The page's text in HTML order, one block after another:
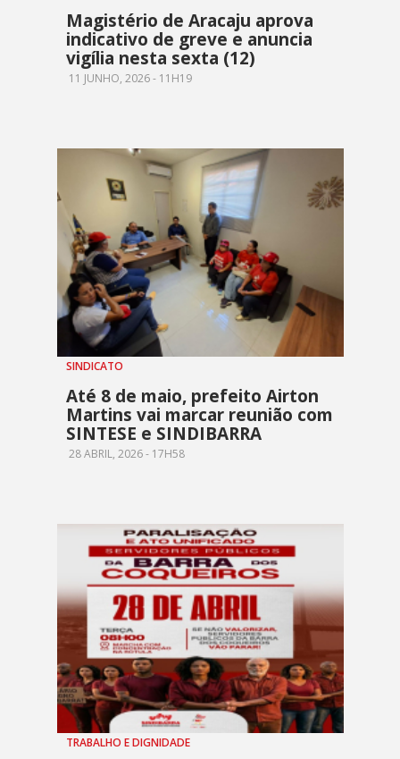
Magistério de Aracaju aprova
indicativo de greve e anuncia
vigília nesta sexta (12)
11 JUNHO, 2026 - 11H19
SINDICATO
Até 8 de maio, prefeito Airton
Martins vai marcar reunião com
SINTESE e SINDIBARRA
28 ABRIL, 2026 - 17H58
TRABALHO E DIGNIDADE